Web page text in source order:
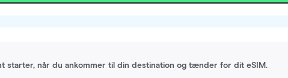
starter, når du ankommer til din destination og tænder for dit eSIM.